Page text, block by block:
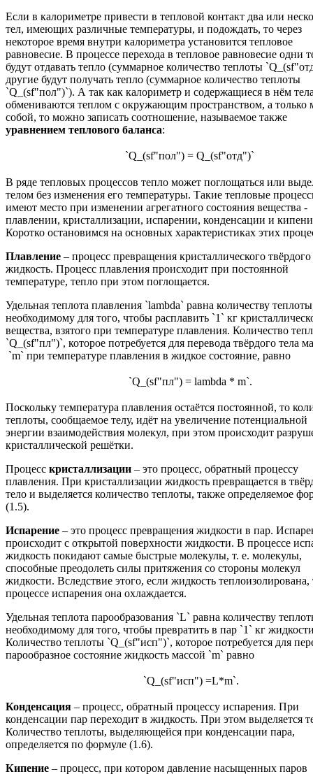
Если в калориметре привести в тепловой контакт два или
тел, имеющих различные температуры, и подождать, то через
некоторое время внутри калориметра установится тепловое
равновесие. В процессе перехода в тепловое равновесие одни
будут отдавать тепло (суммарное количество теплоты
другие будут получать тепло (суммарное количество теплоты
`Q_(sf"пол")`). А так как калориметр и содержащиеся в нём
обмениваются теплом с окружающим пространством, а только
собой, то можно записать соотношение, называемое также
уравнением теплового баланса:
`Q_(sf"пол") = Q_(sf"отд")`
В ряде тепловых процессов тепло может поглощаться или
телом без изменения его температуры. Такие тепловые
имеют место при изменении агрегатного состояния вещества -
плавлении, кристаллизации, испарении, конденсации и
Коротко остановимся на основных характеристиках этих
Плавление – процесс превращения кристаллического твёрдого
жидкость. Процесс плавления происходит при постоянной
температуре, тепло при этом поглощается.
Удельная теплота плавления `lambda` равна количеству
необходимому для того, чтобы расплавить `1` кг
вещества, взятого при температуре плавления. Количество
`Q_(sf"пл")`, которое потребуется для перевода твёрдого тела
`m` при температуре плавления в жидкое состояние, равно
`Q_(sf"пл") = lambda * m`.
Поскольку температура плавления остаётся постоянной, то
теплоты, сообщаемое телу, идёт на увеличение потенциальной
энергии взаимодействия молекул, при этом происходит
кристаллической решётки.
Процесс кристаллизации – это процесс, обратный процессу
плавления. При кристаллизации жидкость превращается в
тело и выделяется количество теплоты, также определяемое
(1.5).
Испарение – это процесс превращения жидкости в пар.
происходит с открытой поверхности жидкости. В процессе
жидкость покидают самые быстрые молекулы, т. е. молекулы,
способные преодолеть силы притяжения со стороны молекул
жидкости. Вследствие этого, если жидкость теплоизолирована,
процессе испарения она охлаждается.
Удельная теплота парообразования `L` равна количеству
необходимому для того, чтобы превратить в пар `1` кг
Количество теплоты `Q_(sf"исп")`, которое потребуется для
парообразное состояние жидкость массой `m` равно
`Q_(sf"исп") =L*m`.
Конденсация – процесс, обратный процессу испарения. При
конденсации пар переходит в жидкость. При этом выделяется
Количество теплоты, выделяющейся при конденсации пара,
определяется по формуле (1.6).
Кипение – процесс, при котором давление насыщенных паров